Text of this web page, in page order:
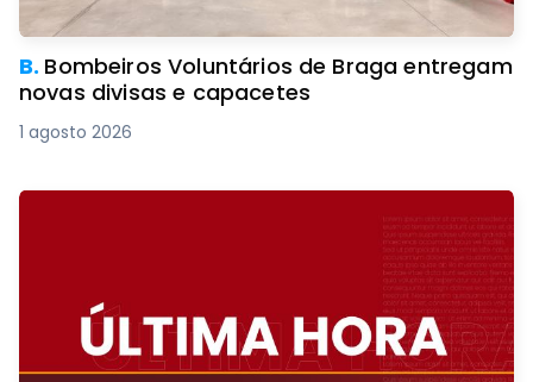
B. Bombeiros Voluntários de Braga entregam
novas divisas e capacetes
1 agosto 2026